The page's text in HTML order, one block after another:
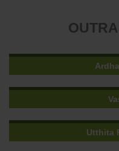
Utthita